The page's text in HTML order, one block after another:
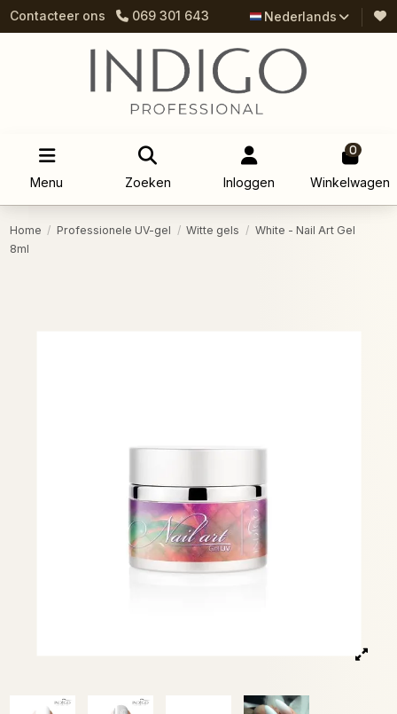
Contacteer ons 069 301 643 Nederlands
Menu Zoeken Inloggen
0
Winkelwagen
Home Professionele UV-gel Witte gels
White - Nail Art Gel
8ml